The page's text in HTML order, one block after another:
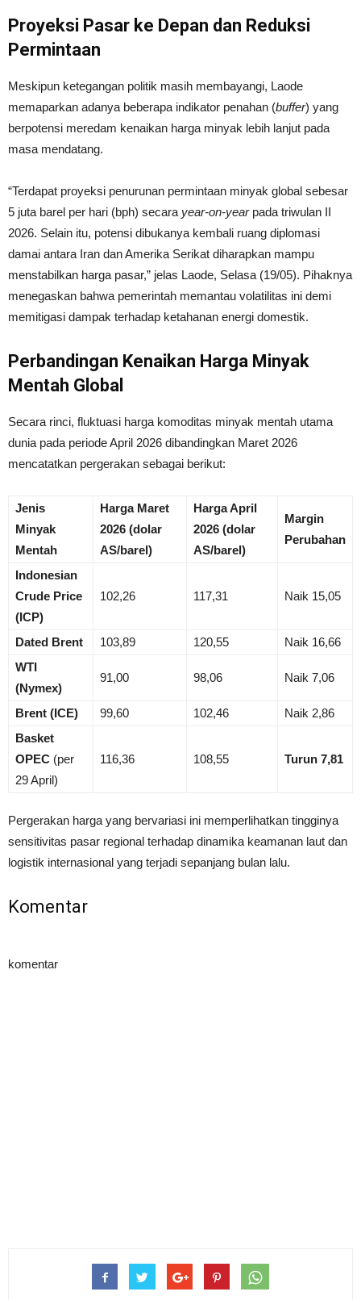
Proyeksi Pasar ke Depan dan Reduksi
Permintaan
Meskipun ketegangan politik masih membayangi, Laode
memaparkan adanya beberapa indikator penahan (buffer) yang
berpotensi meredam kenaikan harga minyak lebih lanjut pada
masa mendatang.
“Terdapat proyeksi penurunan permintaan minyak global sebesar
5 juta barel per hari (bph) secara year-on-yearpada triwulan II
2026. Selain itu, potensi dibukanya kembali ruang diplomasi
damai antara Iran dan Amerika Serikat diharapkan mampu
menstabilkan harga pasar,” jelas Laode, Selasa (19/05). Pihaknya
menegaskan bahwa pemerintah memantau volatilitas ini demi
memitigasi dampak terhadap ketahanan energi domestik.
Perbandingan Kenaikan Harga Minyak
Mentah Global
Secara rinci, fluktuasi harga komoditas minyak mentah utama
dunia pada periode April 2026 dibandingkan Maret 2026
mencatatkan pergerakan sebagai berikut:
Jenis
Minyak
Mentah
Harga Maret
2026 (dolar
AS/barel)
Harga April
2026 (dolar
AS/barel)
Margin
Perubahan
Indonesian
Crude Price
(ICP)
102,26 117,31 Naik 15,05
Dated Brent 103,89 120,55
Naik 16,66
WTI
(Nymex)
91,00 98,06 Naik 7,06
Brent (ICE) 99,60 102,46
Naik 2,86
Basket
OPEC (per
29 April)
116,36 108,55 Turun 7,81
Pergerakan harga yang bervariasi ini memperlihatkan tingginya
sensitivitas pasar regional terhadap dinamika keamanan laut dan
logistik internasional yang terjadi sepanjang bulan lalu.
Komentar
komentar